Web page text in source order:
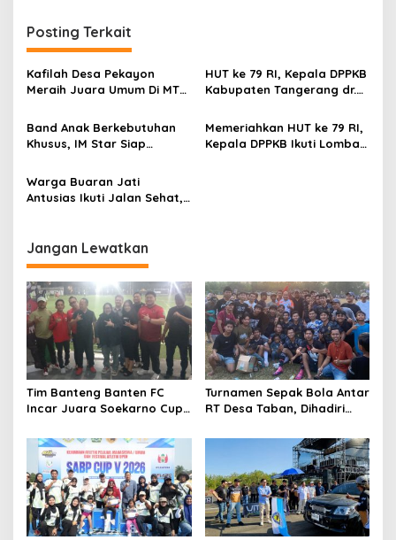
a
s
i
o
Posting Terkait
Kafilah Desa Pekayon
Meraih Juara Umum Di MTQ
Sukadiri
HUT ke 79 RI, Kepala DPPKB
Kabupaten Tangerang dr.
‘Merdeka Stunting ‘
Band Anak Berkebutuhan
Khusus, IM Star Siap
Muri di Peringatan HUT ke-
79 RI Tingkat Tangsel
Memeriahkan HUT ke 79 RI,
Kepala DPPKB Ikuti Lomba
Warga Buaran Jati
Antusias Ikuti Jalan Sehat,
Jangan Lewatkan
Tim Banteng Banten FC
Incar Juara Soekarno Cup
Turnamen Sepak Bola Antar
RT Desa Taban, Dihadiri
RT 001 Raih Kemenangan